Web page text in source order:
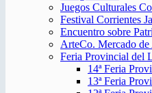
Juegos Culturales
Festival Corrientes
Encuentro sobre
ArteCo. Mercado
Feria Provincial del
14ª Feria
13ª Feria